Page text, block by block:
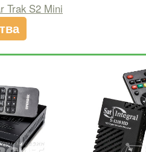
Trak S2 Mini